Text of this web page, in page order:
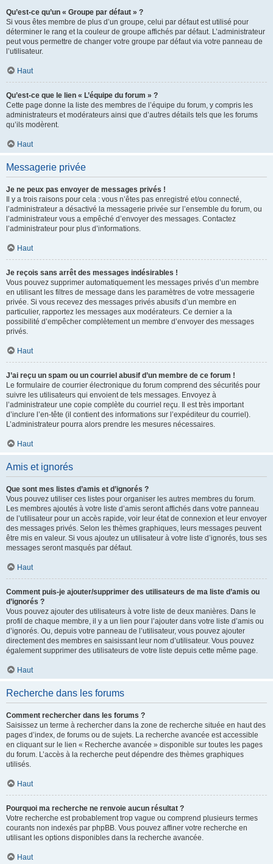
Qu’est-ce qu’un « Groupe par défaut » ?
Si vous êtes membre de plus d’un groupe, celui par défaut est utilisé pour
déterminer le rang et la couleur de groupe affichés par défaut. L’administrateur
peut vous permettre de changer votre groupe par défaut via votre panneau de
l’utilisateur.
Haut
Qu’est-ce que le lien « L’équipe du forum » ?
Cette page donne la liste des membres de l’équipe du forum, y compris les
administrateurs et modérateurs ainsi que d’autres détails tels que les forums
qu’ils modèrent.
Haut
Messagerie privée
Je ne peux pas envoyer de messages privés !
Il y a trois raisons pour cela : vous n’êtes pas enregistré et/ou connecté,
l’administrateur a désactivé la messagerie privée sur l’ensemble du forum, ou
l’administrateur vous a empêché d’envoyer des messages. Contactez
l’administrateur pour plus d’informations.
Haut
Je reçois sans arrêt des messages indésirables !
Vous pouvez supprimer automatiquement les messages privés d’un membre
en utilisant les filtres de message dans les paramètres de votre messagerie
privée. Si vous recevez des messages privés abusifs d’un membre en
particulier, rapportez les messages aux modérateurs. Ce dernier a la
possibilité d’empêcher complètement un membre d’envoyer des messages
privés.
Haut
J’ai reçu un spam ou un courriel abusif d’un membre de ce forum !
Le formulaire de courrier électronique du forum comprend des sécurités pour
suivre les utilisateurs qui envoient de tels messages. Envoyez à
l’administrateur une copie complète du courriel reçu. Il est très important
d’inclure l’en-tête (il contient des informations sur l’expéditeur du courriel).
L’administrateur pourra alors prendre les mesures nécessaires.
Haut
Amis et ignorés
Que sont mes listes d’amis et d’ignorés ?
Vous pouvez utiliser ces listes pour organiser les autres membres du forum.
Les membres ajoutés à votre liste d’amis seront affichés dans votre panneau
de l’utilisateur pour un accès rapide, voir leur état de connexion et leur envoyer
des messages privés. Selon les thèmes graphiques, leurs messages peuvent
être mis en valeur. Si vous ajoutez un utilisateur à votre liste d’ignorés, tous ses
messages seront masqués par défaut.
Haut
Comment puis-je ajouter/supprimer des utilisateurs de ma liste d’amis ou
d’ignorés ?
Vous pouvez ajouter des utilisateurs à votre liste de deux manières. Dans le
profil de chaque membre, il y a un lien pour l’ajouter dans votre liste d’amis ou
d’ignorés. Ou, depuis votre panneau de l’utilisateur, vous pouvez ajouter
directement des membres en saisissant leur nom d’utilisateur. Vous pouvez
également supprimer des utilisateurs de votre liste depuis cette même page.
Haut
Recherche dans les forums
Comment rechercher dans les forums ?
Saisissez un terme à rechercher dans la zone de recherche située en haut des
pages d’index, de forums ou de sujets. La recherche avancée est accessible
en cliquant sur le lien « Recherche avancée » disponible sur toutes les pages
du forum. L’accès à la recherche peut dépendre des thèmes graphiques
utilisés.
Haut
Pourquoi ma recherche ne renvoie aucun résultat ?
Votre recherche est probablement trop vague ou comprend plusieurs termes
courants non indexés par phpBB. Vous pouvez affiner votre recherche en
utilisant les options disponibles dans la recherche avancée.
Haut